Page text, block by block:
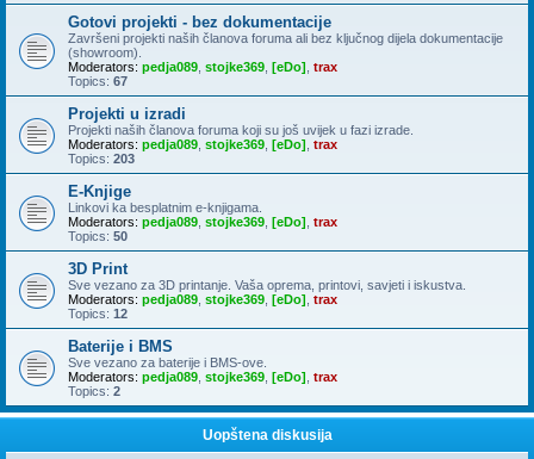
Gotovi projekti - bez dokumentacije
Završeni projekti naših članova foruma ali bez ključnog dijela dokumentacije
(showroom).
Moderators: pedja089 stojke369 [eDo] trax
Topics: 67
Projekti u izradi
Projekti naših članova foruma koji su još uvijek u fazi izrade.
Moderators: pedja089 stojke369 [eDo] trax
Topics: 203
E-Knjige
Linkovi ka besplatnim e-knjigama.
Moderators: pedja089 stojke369 [eDo] trax
Topics: 50
3D Print
Sve vezano za 3D printanje. Vaša oprema, printovi, savjeti i iskustva.
Moderators: pedja089 stojke369 [eDo] trax
Topics: 12
Baterije i BMS
Sve vezano za baterije i BMS-ove.
Moderators: pedja089 stojke369 [eDo] trax
Topics: 2
Uopštena diskusija